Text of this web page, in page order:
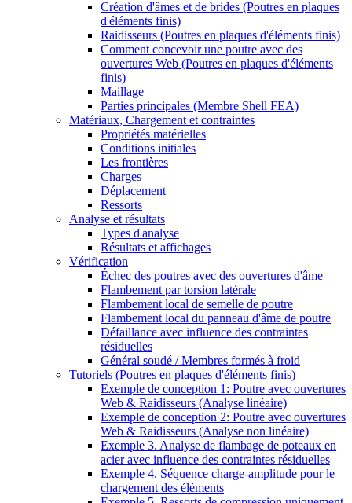
Création d'âmes et de brides (Poutres en plaques
d'éléments finis)
Raidisseurs (Poutres en plaques d'éléments finis)
Comment concevoir une poutre avec des
ouvertures Web (Poutres en plaques d'éléments
finis)
Maillage
Parties principales (Membre Shell FEA)
Matériaux, Chargement et contraintes
Propriétés matérielles
Conditions initiales
Les frontières
Charges
Déplacement
Ressorts
Analyse et résultats
Types d'analyse
Résultats et affichages
Vérification
Échec des poutres avec des ouvertures d'âme
Flambement par torsion latérale
Flambement local de semelle de poutre
Flambement local du panneau d'âme de poutre
Défaillance avec influence des contraintes
résiduelles
Général soudé / Membres formés à froid
Tutoriels (Poutres en plaques d'éléments finis)
Exemple de conception 1: Poutre avec ouvertures
Web & Raidisseurs (Analyse linéaire)
Exemple de conception 2: Poutre avec ouvertures
Web & Raidisseurs (Analyse non linéaire)
Exemple 3. Analyse de flambage de poteaux en
acier avec influence des contraintes résiduelles
Exemple 4. Séquence charge-amplitude pour le
chargement des éléments